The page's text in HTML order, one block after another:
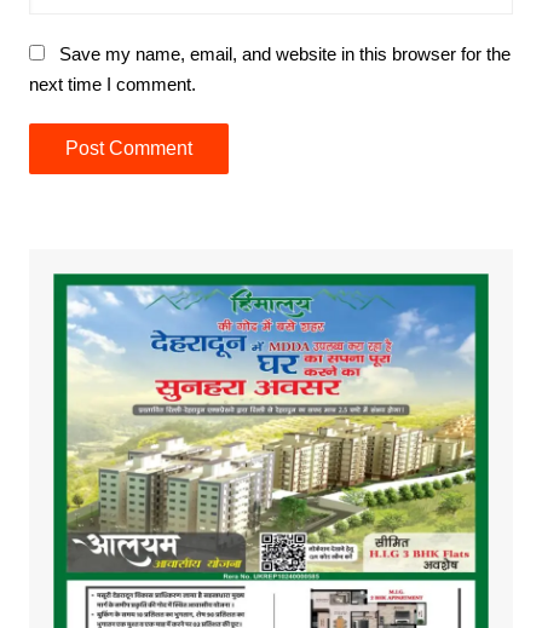
Save my name, email, and website in this browser for the
next time I comment.